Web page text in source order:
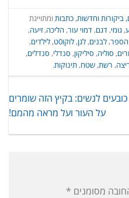
ביקורות וחדשות,כתבותומתוייגת
, גומי, דגם, דמוי עור, הליכה,זיעה,
הספר,לבנים,לגן,לוקו0ט ,לילדים,
, סוליה, סיליקון, סנדלי, סנדלים,
, רשת, שטח, תינוקות.
כובעים לנשים: בקיץ הזה שומרים
על העור ועל מראה מהמם!
מסומנים *